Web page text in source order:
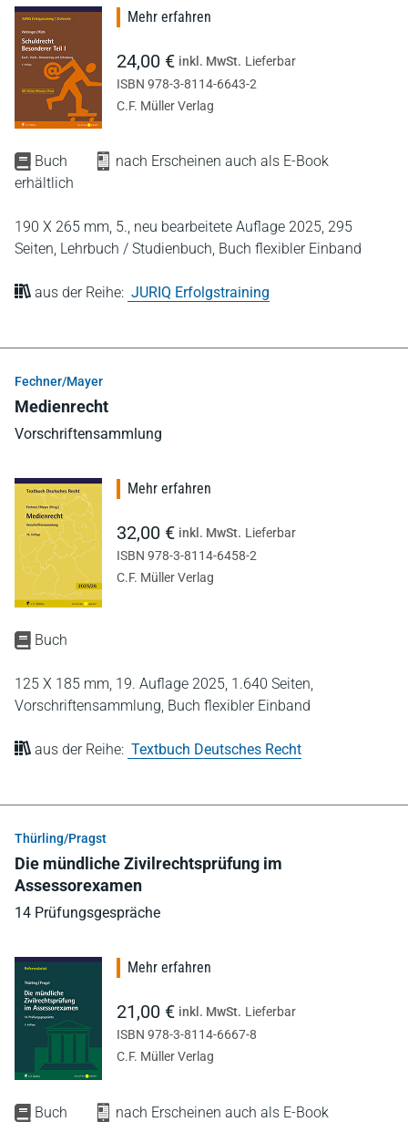
Buch
nach Erscheinen auch als E-Book
erhältlich
190 X 265 mm, 5., neu bearbeitete Auflage 2025, 295
Seiten, Lehrbuch / Studienbuch, Buch flexibler Einband
aus der Reihe: JURIQ Erfolgstraining
Mehr erfahren
24,00 € inkl. MwSt. Lieferbar
ISBN 978-3-8114-6643-2
C.F. Müller Verlag
Fechner/Mayer
Medienrecht
Vorschriftensammlung
Buch
125 X 185 mm, 19. Auflage 2025, 1.640 Seiten,
Vorschriftensammlung, Buch flexibler Einband
aus der Reihe: Textbuch Deutsches Recht
Mehr erfahren
32,00 € inkl. MwSt. Lieferbar
ISBN 978-3-8114-6458-2
C.F. Müller Verlag
Thürling/Pragst
Die mündliche Zivilrechtsprüfung im
Assessorexamen
14 Prüfungsgespräche
Buch
nach Erscheinen auch als E-Book
Mehr erfahren
21,00 € inkl. MwSt. Lieferbar
ISBN 978-3-8114-6667-8
C.F. Müller Verlag